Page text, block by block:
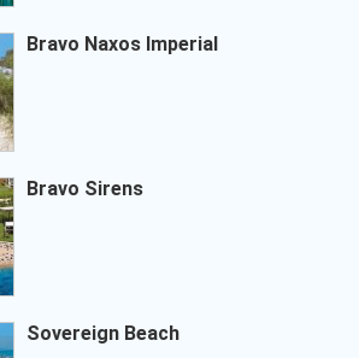
Bravo Naxos Imperial
Bravo Sirens
Sovereign Beach